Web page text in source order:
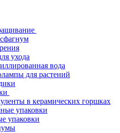
ухода
вода
для растений
в керамических горшках
упаковки